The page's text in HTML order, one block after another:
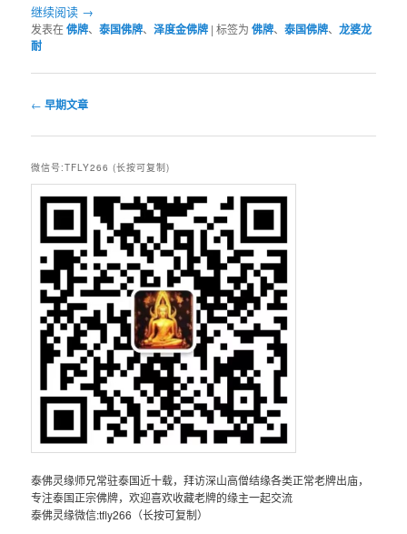
继续阅读 →
发表在佛牌、泰国佛牌、泽度金佛牌 |标签为 佛牌、泰国佛牌、龙婆龙
耐
文
导
航
← 早期文章
微信号:TFLY266 (长按可复制)
泰佛灵缘师兄常驻泰国近十载，拜访深山高僧结缘各类正常老牌出庙，
专注泰国正宗佛牌，欢迎喜欢收藏老牌的缘主一起交流
泰佛灵缘微信:tfly266（长按可复制）